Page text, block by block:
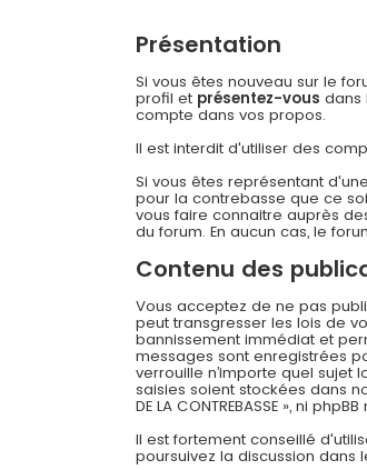
Présentation
Si vous êtes nouveau sur le
profil et présentez-vous dans
compte dans vos propos.
Il est interdit d'utiliser des
Si vous êtes représentant
pour la contrebasse que ce
vous faire connaitre auprès
du forum. En aucun cas, le
Contenu des
Vous acceptez de ne pas
peut transgresser les lois de
bannissement immédiat et
messages sont enregistrées
verrouille n’importe quel sujet
saisies soient stockées dans
DE LA CONTREBASSE », ni
Il est fortement conseillé
poursuivez la discussion dans